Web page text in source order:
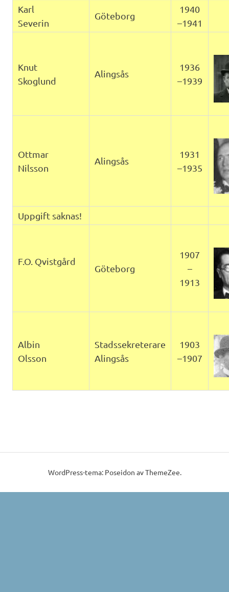
Karl
Severin
Göteborg
1940
–1941
Knut
Skoglund
Alingsås
1936
–1939
Ottmar
Nilsson
Alingsås
1931
–1935
Uppgift saknas!
F.O. Qvistgård
Göteborg
1907
–
1913
Albin
Olsson
Stadssekreterare
Alingsås
1903
–1907
WordPress-tema: Poseidon av ThemeZee.